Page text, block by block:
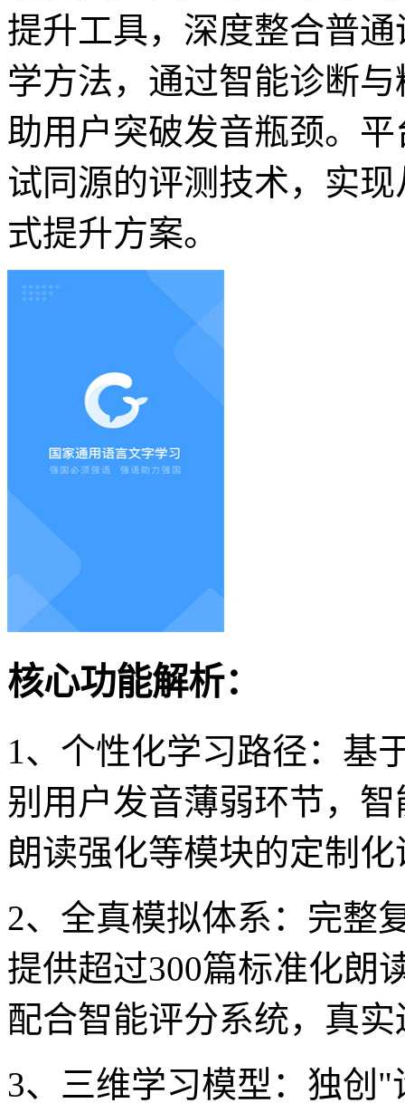
提升工具，深度整合普
学方法，通过智能诊断
助用户突破发音瓶颈。
试同源的评测技术，实
式提升方案。
核心功能解析：
1、个性化学习路径：基
别用户发音薄弱环节，
朗读强化等模块的定制
2、全真模拟体系：完整
提供超过300篇标准化朗
配合智能评分系统，真
3、三维学习模型：独创